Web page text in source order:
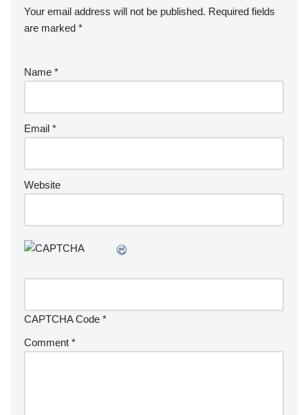
Your email address will not be published. Required fields
are marked *
Name *
Email *
Website
CAPTCHA Code *
Comment *